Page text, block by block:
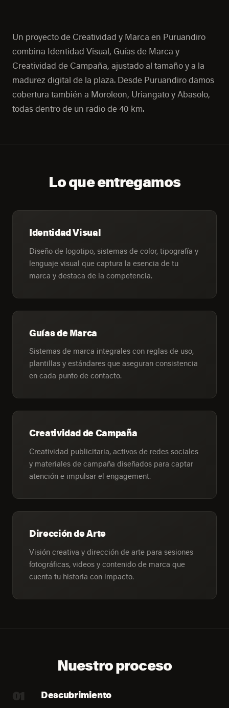
Un proyecto de Creatividad y Marca en Puruandiro
combina Identidad Visual, Guías de Marca y
Creatividad de Campaña, ajustado al tamaño y a la
madurez digital de la plaza. Desde Puruandiro damos
cobertura también a Moroleon, Uriangato y Abasolo,
todas dentro de un radio de 40 km.
Lo que entregamos
Identidad Visual
Diseño de logotipo, sistemas de color, tipografía y
lenguaje visual que captura la esencia de tu
marca y destaca de la competencia.
Guías de Marca
Sistemas de marca integrales con reglas de uso,
plantillas y estándares que aseguran consistencia
en cada punto de contacto.
Creatividad de Campaña
Creatividad publicitaria, activos de redes sociales
y materiales de campaña diseñados para captar
atención e impulsar el engagement.
Dirección de Arte
Visión creativa y dirección de arte para sesiones
fotográficas, videos y contenido de marca que
cuenta tu historia con impacto.
Nuestro proceso
01 Descubrimiento